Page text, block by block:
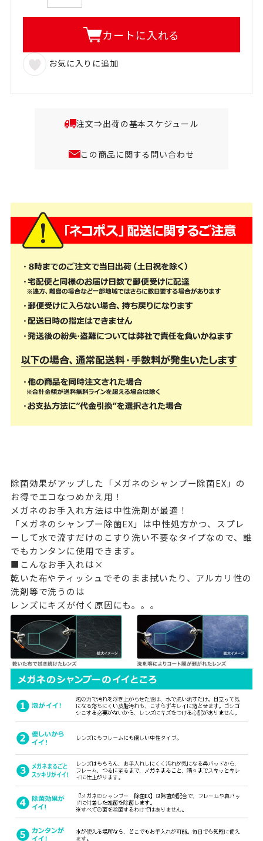
カートに入れる
お気に入りに追加
注文⇒出荷の基本スケジュール
この商品に関する問い合わせ
除菌効果がアップした「メガネのシャンプー除菌EX」の
お得でエコなつめかえ用！
メガネのお手入れ方法は中性洗剤が最適！
「メガネのシャンプー除菌EX」は中性処方かつ、スプレ
ーして水で流すだけのこすり洗い不要なタイプなので、誰
でもカンタンに使用できます。
■こんなお手入れは×
乾いた布やティッシュでそのまま拭いたり、アルカリ性の
洗剤等で洗うのは
レンズにキズが付く原因にも。。。